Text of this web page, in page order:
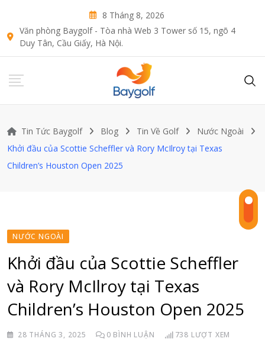
content
8 Tháng 8, 2026
Văn phòng Baygolf - Tòa nhà Web 3 Tower số 15, ngõ 4
Duy Tân, Cầu Giấy, Hà Nội.
Tin Tức Baygolf Blog Tin Về Golf
Nước Ngoài
Khởi đầu của Scottie Scheffler và Rory McIlroy tại Texas
Children’s Houston Open 2025
NƯỚC NGOÀI
Khởi đầu của Scottie Scheffler
và Rory McIlroy tại Texas
Children’s Houston Open 2025
28 THÁNG 3, 2025 0 BÌNH LUẬN 738 LƯỢT XEM